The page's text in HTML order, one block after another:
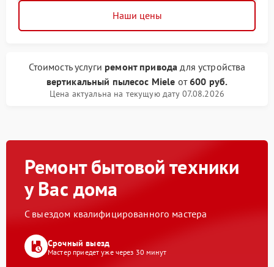
Наши цены
Стоимость услуги ремонт привода для устройства
вертикальный пылесос Miele от600 руб.
Цена актуальна на текущую дату 07.08.2026
Ремонт бытовой техники
у Вас дома
С выездом квалифицированного мастера
Срочный выезд
Мастер приедет уже через 30 минут